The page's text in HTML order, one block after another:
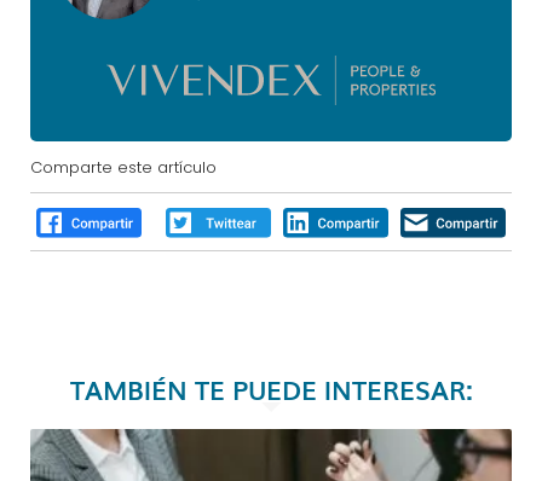
Comparte este artículo
TAMBIÉN TE PUEDE INTERESAR: